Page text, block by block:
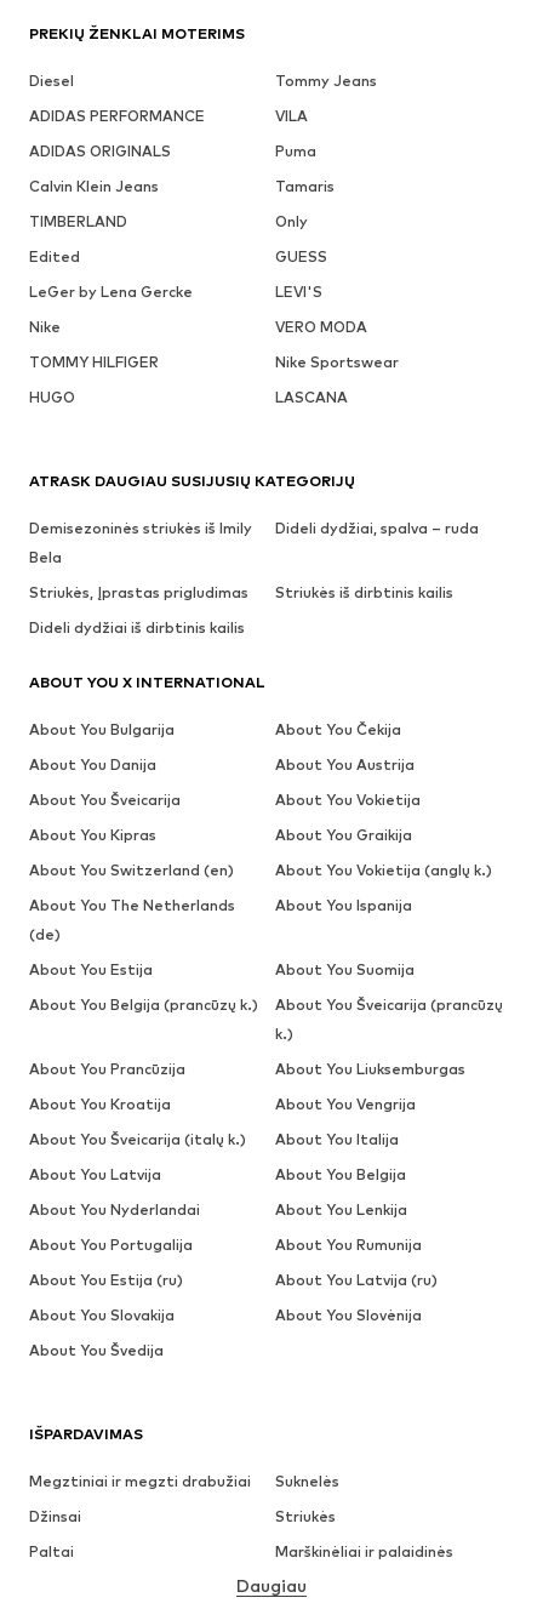
PREKIŲ ŽENKLAI MOTERIMS
Diesel
Tommy Jeans
ADIDAS PERFORMANCE
VILA
ADIDAS ORIGINALS
Puma
Calvin Klein Jeans
Tamaris
TIMBERLAND
Only
Edited
GUESS
LeGer by Lena Gercke
LEVI'S
Nike
VERO MODA
TOMMY HILFIGER
Nike Sportswear
HUGO
LASCANA
IŠPARDAVIMAS
Megztiniai ir megzti drabužiai
Suknelės
Džinsai
Striukės
Paltai
Marškinėliai ir palaidinės
Apatiniai
Daugiau
ATRASK DAUGIAU SUSIJUSIŲ KATEGORIJŲ
Demisezoninės striukės iš Imily
Bela
Dideli dydžiai, spalva – ruda
Striukės, Įprastas prigludimas
Striukės iš dirbtinis kailis
Dideli dydžiai iš dirbtinis kailis
ABOUT YOU X INTERNATIONAL
About You Bulgarija
About You Čekija
About You Danija
About You Austrija
About You Šveicarija
About You Vokietija
About You Kipras
About You Graikija
About You Switzerland (en)
About You Vokietija (anglų k.)
About You The Netherlands
(de)
About You Ispanija
About You Estija
About You Suomija
About You Belgija (prancūzų k.)
About You Šveicarija (prancūzų
k.)
About You Prancūzija
About You Liuksemburgas
About You Kroatija
About You Vengrija
About You Šveicarija (italų k.)
About You Italija
About You Latvija
About You Belgija
About You Nyderlandai
About You Lenkija
About You Portugalija
About You Rumunija
About You Estija (ru)
About You Latvija (ru)
About You Slovakija
About You Slovėnija
About You Švedija